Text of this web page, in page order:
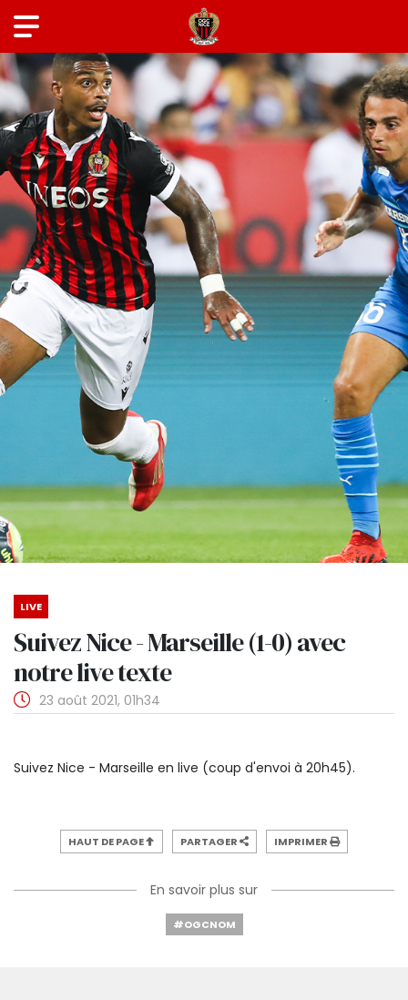
LIVE
Suivez Nice - Marseille (1-0) avec
notre live texte
23 août 2021, 01h34
Suivez Nice - Marseille en live (coup d'envoi à 20h45).
HAUT DE PAGE PARTAGER IMPRIMER
En savoir plus sur
#OGCNOM